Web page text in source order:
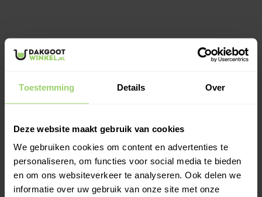
Toestemming Details Over
Deze website maakt gebruik van cookies
We gebruiken cookies om content en advertenties te
personaliseren, om functies voor social media te bieden
en om ons websiteverkeer te analyseren. Ook delen we
informatie over uw gebruik van onze site met onze
augustus verwerkt of kies zelf een andere
bezorgdatum.
- + In Winkelwagen